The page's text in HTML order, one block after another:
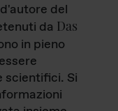
del
da Das
in pieno
scientifici. Si